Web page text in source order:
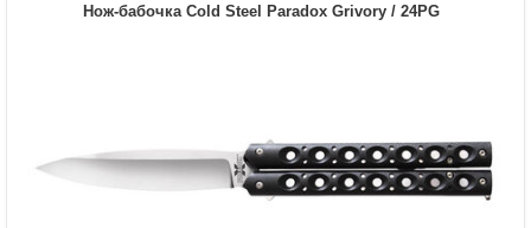
Нож-бабочка Cold Steel Paradox Grivory / 24PG